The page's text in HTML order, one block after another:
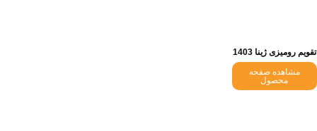
تقویم رومیزی ژینا 1403
مشاهده صفحه
محصول